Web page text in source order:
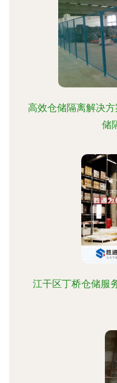
高效仓储隔离解决
储
江干区丁桥仓储服